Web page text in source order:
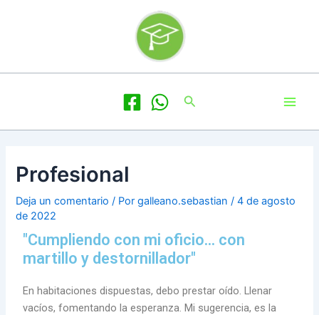
Buscar
Profesional
Deja un comentario / Porgalleano.sebastian/4 de agosto
de 2022
"Cumpliendo con mi oficio... con
martillo y destornillador"
En habitaciones dispuestas, debo prestar oído. Llenar
vacíos, fomentando la esperanza. Mi sugerencia, es la